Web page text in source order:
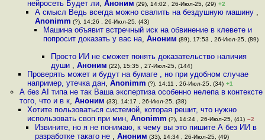
нейросеть Будет ли, Аноним (29), 14:02 , 26-Июл-25, (29) +2
А смысл Ведь всегда можно свалить на бездушную машину ,
Anonimm (?), 14:26 , 26-Июл-25, (43)
Машина объявит встречный иск на обвинение в клевете и
попросит доказать у вас на, Аноним (89), 17:53 , 26-Июл-25, (89)
Просто ИИ не сможет понять доказательство наличия
души , Аноним (22), 15:35 , 27-Июл-25, (144)
Проверять может и будут на бумаге , но при удобном случае
например, утечка дан, Anonimm (?), 14:11 , 26-Июл-25, (34) +1
А без AI типа не так Ваша экспертиза особенно нелепа в контексте
того, что и в к, Аноним (33), 14:17 , 26-Июл-25, (38)
Хотите пользоваться системой, которая решит, что нужно
использовать своп при мин, Anonimm (?), 14:24 , 26-Июл-25, (41) –2
Извините, но я не понимаю, к чему вы это пишите А без ИИ в
разработке такаго не ,Аноним (33), 14:34 , 26-Июл-25, (49)